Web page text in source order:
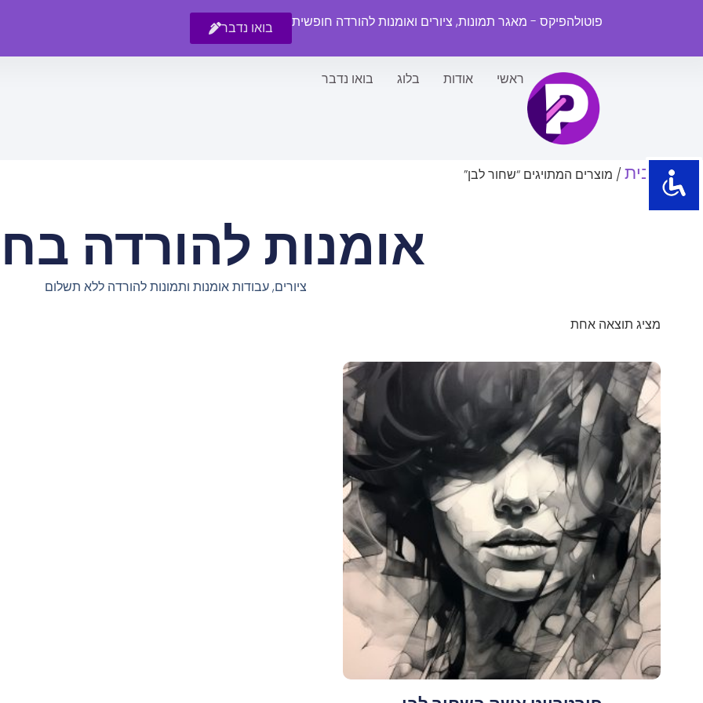
פוטולהפיקס - מאגר תמונות, ציורים ואומנות להורדה חופשית בואו נדבר
ראשי אודות בלוג בואו נדבר
עמוד הבית / מוצרים המתויגים “שחור לבן”
אומנות להורדה
ציורים, עבודות אומנות ותמונות להורדה ללא תשלום
מציג תוצאה אחת